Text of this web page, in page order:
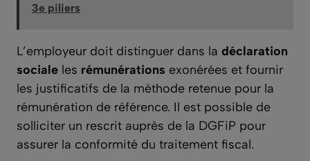
3e piliers
L’employeur doit distinguer dans la déclaration
sociale les rémunérations exonérées et fournir
les justificatifs de la méthode retenue pour la
rémunération de référence. Il est possible de
solliciter un rescrit auprès de la DGFiP pour
assurer la conformité du traitement fiscal.